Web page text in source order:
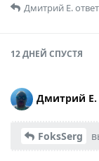
Дмитрий Е.
12 ДНЕЙ СПУСТЯ
Дмитрий Е.
FoksSerg